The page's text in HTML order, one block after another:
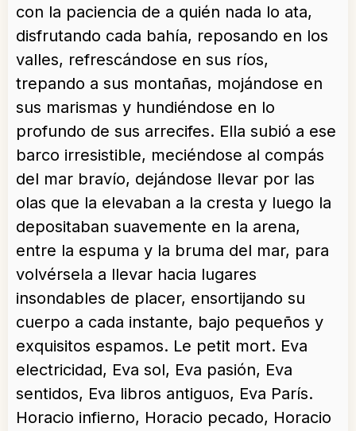
con la paciencia de a quién nada lo ata,
disfrutando cada bahía, reposando en los
valles, refrescándose en sus ríos,
trepando a sus montañas, mojándose en
sus marismas y hundiéndose en lo
profundo de sus arrecifes. Ella subió a ese
barco irresistible, meciéndose al compás
del mar bravío, dejándose llevar por las
olas que la elevaban a la cresta y luego la
depositaban suavemente en la arena,
entre la espuma y la bruma del mar, para
volvérsela a llevar hacia lugares
insondables de placer, ensortijando su
cuerpo a cada instante, bajo pequeños y
exquisitos espamos. Le petit mort. Eva
electricidad, Eva sol, Eva pasión, Eva
sentidos, Eva libros antiguos, Eva París.
Horacio infierno, Horacio pecado, Horacio